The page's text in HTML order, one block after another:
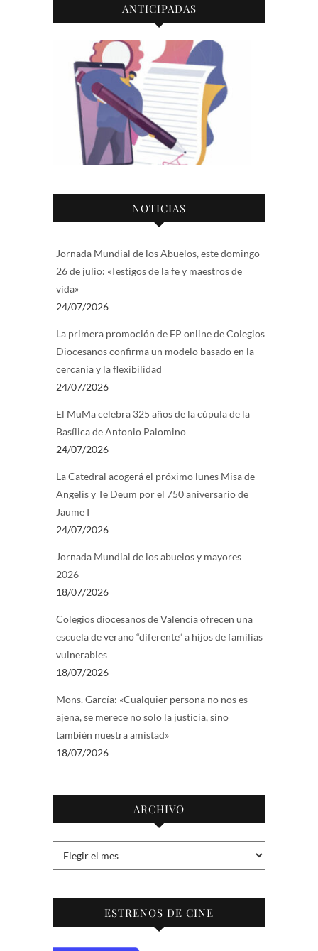
ANTICIPADAS
NOTICIAS
Jornada Mundial de los Abuelos, este domingo
26 de julio: «Testigos de la fe y maestros de
vida»
24/07/2026
La primera promoción de FP online de Colegios
Diocesanos confirma un modelo basado en la
cercanía y la flexibilidad
24/07/2026
El MuMa celebra 325 años de la cúpula de la
Basílica de Antonio Palomino
24/07/2026
La Catedral acogerá el próximo lunes Misa de
Angelis y Te Deum por el 750 aniversario de
Jaume I
24/07/2026
Jornada Mundial de los abuelos y mayores
2026
18/07/2026
Colegios diocesanos de Valencia ofrecen una
escuela de verano “diferente” a hijos de familias
vulnerables
18/07/2026
Mons. García: «Cualquier persona no nos es
ajena, se merece no solo la justicia, sino
también nuestra amistad»
18/07/2026
ARCHIVO
ESTRENOS DE CINE